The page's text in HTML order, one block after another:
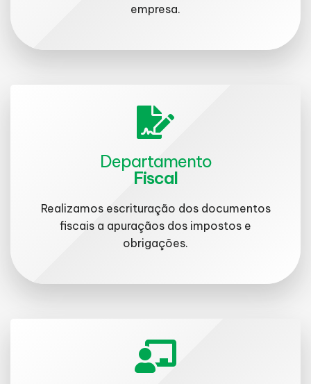
empresa.
Departamento
Fiscal
Realizamos escrituração dos documentos
fiscais a apuraçãos dos impostos e
obrigações.